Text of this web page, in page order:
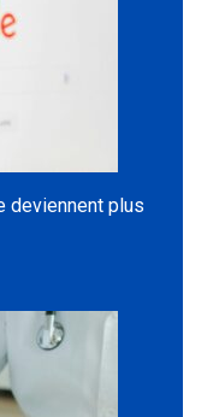
deviennent plus